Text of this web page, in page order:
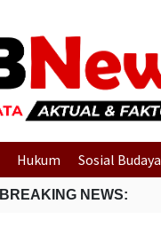
Hukum Sosial Budaya
BREAKING NEWS: